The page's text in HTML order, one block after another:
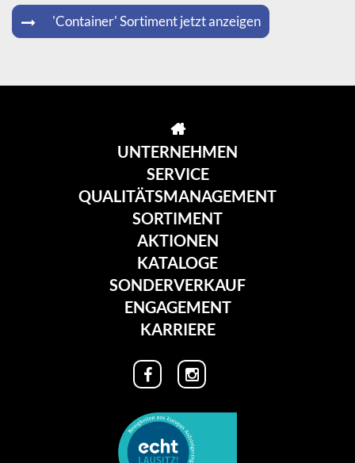
'Container' Sortiment jetzt anzeigen
UNTERNEHMEN
SERVICE
QUALITÄTSMANAGEMENT
SORTIMENT
AKTIONEN
KATALOGE
SONDERVERKAUF
ENGAGEMENT
KARRIERE